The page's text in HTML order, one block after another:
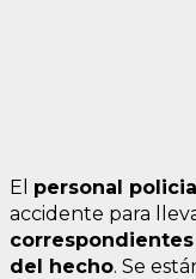
El personal
accidente para
correspondientes
del hecho. Se